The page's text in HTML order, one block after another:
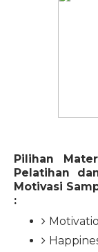
Pilihan
Pelatihan
Motivasi
: